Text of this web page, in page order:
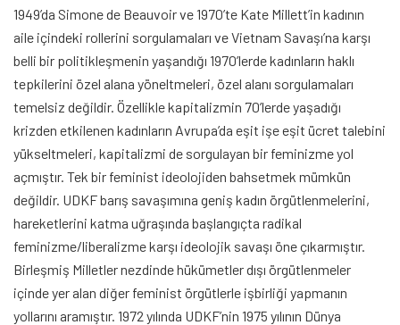
1949’da Simone de Beauvoir ve 1970’te Kate Millett’in kadının
aile içindeki rollerini sorgulamaları ve Vietnam Savaşı’na karşı
belli bir politikleşmenin yaşandığı 1970’lerde kadınların haklı
tepkilerini özel alana yöneltmeleri, özel alanı sorgulamaları
temelsiz değildir. Özellikle kapitalizmin 70’lerde yaşadığı
krizden etkilenen kadınların Avrupa’da eşit işe eşit ücret talebini
yükseltmeleri, kapitalizmi de sorgulayan bir feminizme yol
açmıştır. Tek bir feminist ideolojiden bahsetmek mümkün
değildir. UDKF barış savaşımına geniş kadın örgütlenmelerini,
hareketlerini katma uğraşında başlangıçta radikal
feminizme/liberalizme karşı ideolojik savaşı öne çıkarmıştır.
Birleşmiş Milletler nezdinde hükümetler dışı örgütlenmeler
içinde yer alan diğer feminist örgütlerle işbirliği yapmanın
yollarını aramıştır. 1972 yılında UDKF’nin 1975 yılının Dünya